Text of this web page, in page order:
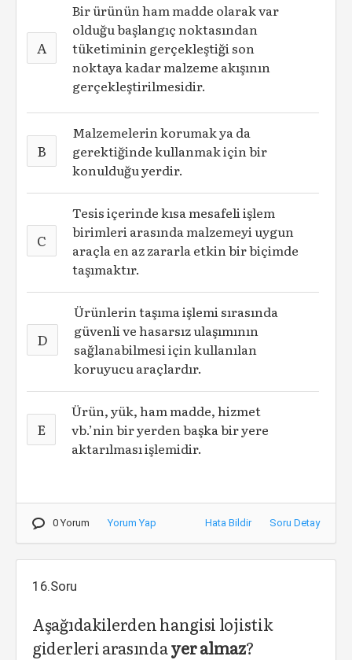
A
Bir ürünün ham madde olarak var
olduğu başlangıç noktasından
tüketiminin gerçekleştiği son
noktaya kadar malzeme akışının
gerçekleştirilmesidir.
B
Malzemelerin korumak ya da
gerektiğinde kullanmak için bir
konulduğu yerdir.
C
Tesis içerinde kısa mesafeli işlem
birimleri arasında malzemeyi uygun
araçla en az zararla etkin bir biçimde
taşımaktır.
D
Ürünlerin taşıma işlemi sırasında
güvenli ve hasarsız ulaşımının
sağlanabilmesi için kullanılan
koruyucu araçlardır.
E
Ürün, yük, ham madde, hizmet
vb.’nin bir yerden başka bir yere
aktarılması işlemidir.
0 Yorum Yorum Yap Hata Bildir Soru Detay
16.Soru
Aşağıdakilerden hangisi lojistik
giderleri arasındayer almaz?